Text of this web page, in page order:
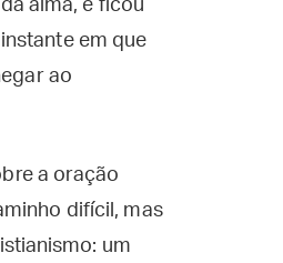
alma, e ficou
em que
ao
a oração
difícil, mas
um